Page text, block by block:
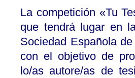
La competición «Tu
que tendrá lugar en
Sociedad Española
con el objetivo de
lo/as autore/as de